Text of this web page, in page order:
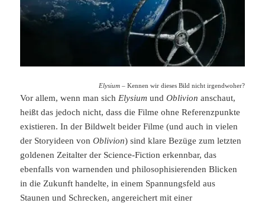
Elysium– Kennen wir dieses Bild nicht irgendwoher?
Vor allem, wenn man sich Elysium undOblivion anschaut,
heißt das jedoch nicht, dass die Filme ohne Referenzpunkte
existieren. In der Bildwelt beider Filme (und auch in vielen
der Storyideen vonOblivion) sind klare Bezüge zum letzten
goldenen Zeitalter der Science-Fiction erkennbar, das
ebenfalls von warnenden und philosophisierenden Blicken
in die Zukunft handelte, in einem Spannungsfeld aus
Staunen und Schrecken, angereichert mit einer